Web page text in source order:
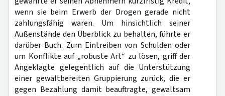
wenn sie beim Erwerb der Drogen gerade nicht
zahlungsfähig waren. Um hinsichtlich seiner
Außenstände den Überblick zu behalten, führte er
darüber Buch. Zum Eintreiben von Schulden oder
um Konflikte auf „robuste Art“ zu lösen, griff der
Angeklagte gelegentlich auf die Unterstützung
einer gewaltbereiten Gruppierung zurück, die er
gegen Bezahlung damit beauftragte, gewaltsam